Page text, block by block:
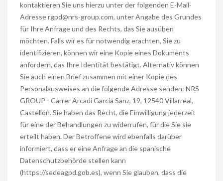
kontaktieren Sie uns hierzu unter der folgenden E-Mail-
Adresse rgpd@nrs-group.com, unter Angabe des Grundes
für Ihre Anfrage und des Rechts, das Sie ausüben
möchten. Falls wir es für notwendig erachten, Sie zu
identifizieren, können wir eine Kopie eines Dokuments
anfordern, das Ihre Identität bestätigt. Alternativ können
Sie auch einen Brief zusammen mit einer Kopie des
Personalausweises an die folgende Adresse senden: NRS
GROUP - Carrer Arcadi Garcia Sanz, 19, 12540 Villarreal,
Castellón. Sie haben das Recht, die Einwilligung jederzeit
für eine der Behandlungen zu widerrufen, für die Sie sie
erteilt haben. Der Betroffene wird ebenfalls darüber
informiert, dass er eine Anfrage an die spanische
Datenschutzbehörde stellen kann
(https://sedeagpd.gob.es), wenn Sie glauben, dass die